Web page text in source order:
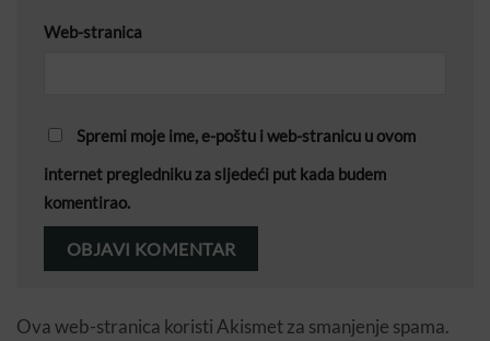
Web-stranica
Spremi moje ime, e-poštu i web-stranicu u ovom
internet pregledniku za sljedeći put kada budem
komentirao.
Ova web-stranica koristi Akismet za smanjenje spama.